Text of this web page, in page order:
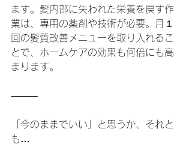
ます。髪内部に失われた栄養を戻す作
業は、専用の薬剤や技術が必要。月１
回の髪質改善メニューを取り入れるこ
とで、ホームケアの効果も何倍にも高
まります。
⸻
「今のままでいい」と思うか、それと
も